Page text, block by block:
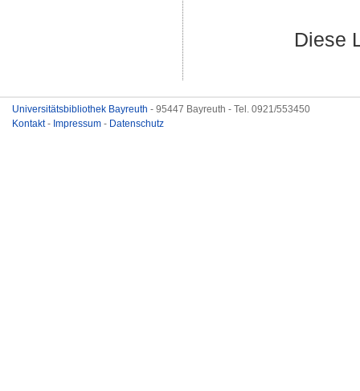
Diese
Universitätsbibliothek Bayreuth - 95447 Bayreuth - Tel. 0921/553450
Kontakt- Impressum - Datenschutz